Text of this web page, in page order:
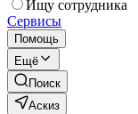
Ищу сотрудника
Сервисы
Помощь
Ещё
Поиск
Аскиз